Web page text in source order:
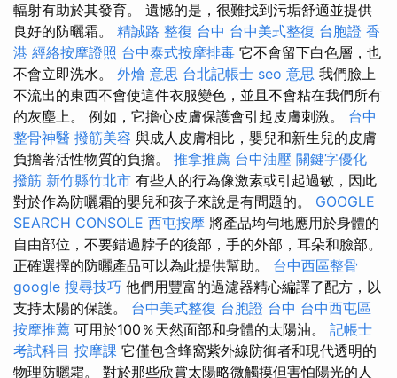
輻射有助於其發育。 遺憾的是，很難找到污垢舒適並提供
良好的防曬霜。 精誠路 整復 台中 台中美式整復 台胞證 香
港 經絡按摩證照 台中泰式按摩排毒 它不會留下白色層，也
不會立即洗水。 外燴 意思 台北記帳士 seo 意思 我們臉上
不流出的東西不會使這件衣服變色，並且不會粘在我們所有
的灰塵上。 例如，它擔心皮膚保護會引起皮膚刺激。 台中
整骨神醫 撥筋美容 與成人皮膚相比，嬰兒和新生兒的皮膚
負擔著活性物質的負擔。 推拿推薦 台中油壓 關鍵字優化
撥筋 新竹縣竹北市 有些人的行為像激素或引起過敏，因此
對於作為防曬霜的嬰兒和孩子來說是有問題的。 GOOGLE
SEARCH CONSOLE 西屯按摩 將產品均勻地應用於身體的
自由部位，不要錯過脖子的後部，手的外部，耳朵和臉部。
正確選擇的防曬產品可以為此提供幫助。 台中西區整骨
google 搜尋技巧 他們用豐富的過濾器精心編譯了配方，以
支持太陽的保護。 台中美式整復 台胞證 台中 台中西屯區
按摩推薦 可用於100％天然面部和身體的太陽油。 記帳士
考試科目 按摩課 它僅包含蜂窩紫外線防御者和現代透明的
物理防曬霜。 對於那些欣賞太陽略微觸摸但害怕陽光的人